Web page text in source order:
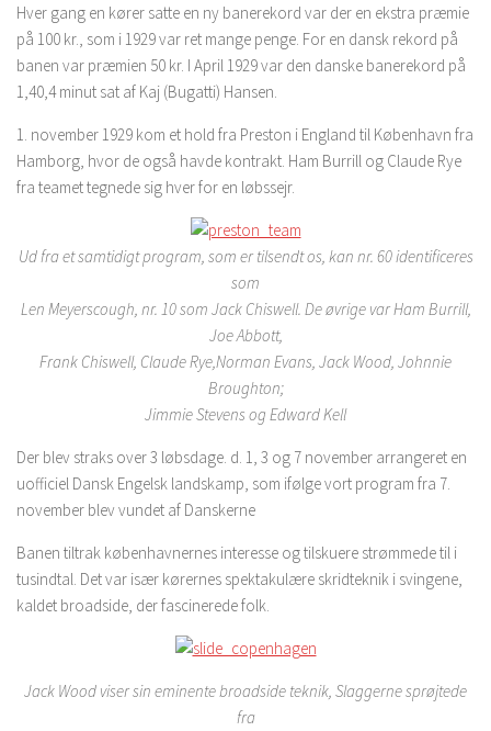
Hver gang en kører satte en ny banerekord var der en ekstra præmie
på 100 kr., som i 1929 var ret mange penge. For en dansk rekord på
banen var præmien 50 kr. I April 1929 var den danske banerekord på
1,40,4 minut sat af Kaj (Bugatti) Hansen.
1. november 1929 kom et hold fra Preston i England til København fra
Hamborg, hvor de også havde kontrakt. Ham Burrill og Claude Rye
fra teamet tegnede sig hver for en løbssejr.
Ud fra et samtidigt program, som er tilsendt os, kan nr. 60 identificeres
som
Len Meyerscough, nr. 10 som Jack Chiswell. De øvrige var Ham Burrill,
Joe Abbott,
Frank Chiswell, Claude Rye,Norman Evans, Jack Wood, Johnnie
Broughton;
Jimmie Stevens og Edward Kell
Der blev straks over 3 løbsdage. d. 1, 3 og 7 november arrangeret en
uofficiel Dansk Engelsk landskamp, som ifølge vort program fra 7.
november blev vundet af Danskerne
Banen tiltrak københavnernes interesse og tilskuere strømmede til i
tusindtal. Det var især kørernes spektakulære skridteknik i svingene,
kaldet broadside, der fascinerede folk.
Jack Wood viser sin eminente broadside teknik, Slaggerne sprøjtede
fra